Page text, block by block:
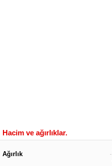
Hacim ve ağırlıklar.
Ağırlık